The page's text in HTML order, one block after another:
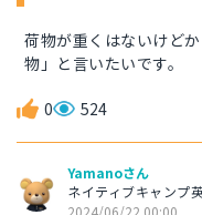
荷物が重くはないけど
物」と言いたいです。
0 524
Yamanoさん
ネイティブキャンプ